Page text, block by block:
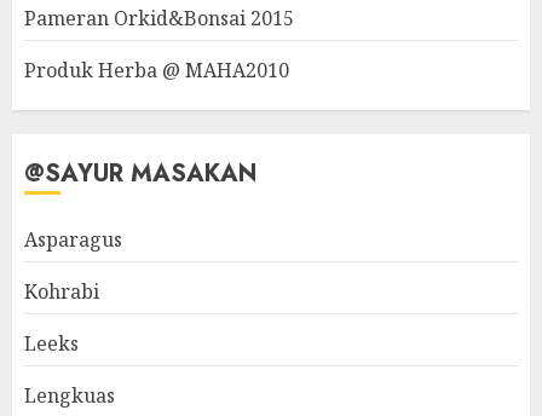
Pameran Orkid&Bonsai 2015
Produk Herba @ MAHA2010
@SAYUR MASAKAN
Asparagus
Kohrabi
Leeks
Lengkuas